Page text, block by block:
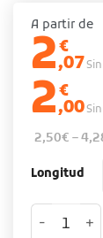
A partir de
2€
,07
2€
,00
2,50€ –
Longitud
Pinza